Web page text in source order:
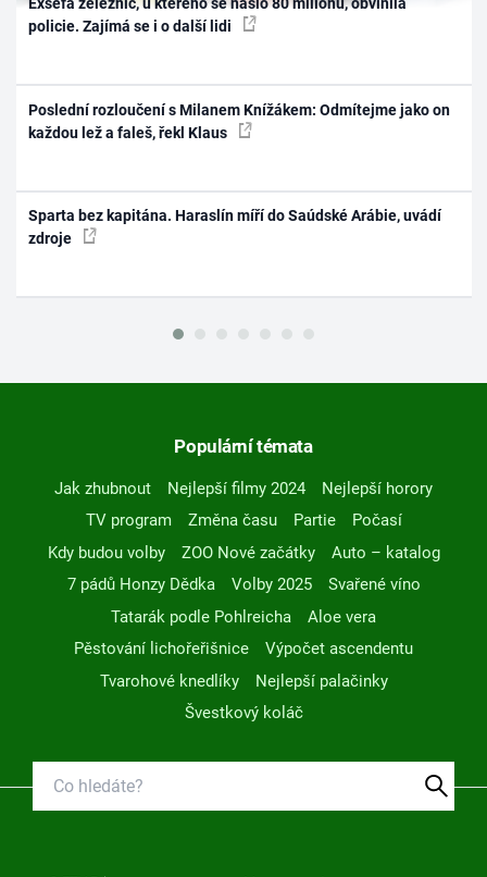
policie. Zajímá se i o další lidi
Poslední rozloučení s Milanem Knížákem: Odmítejme jako on
každou lež a faleš, řekl Klaus
Sparta bez kapitána. Haraslín míří do Saúdské Arábie, uvádí
zdroje
Populární témata
Jak zhubnout Nejlepší filmy 2024
Nejlepší horory
TV program
Změna času Partie
Počasí
Kdy budou volby
ZOO Nové začátky
Auto – katalog
7 pádů Honzy Dědka
Volby 2025
Svařené víno
Tatarák podle Pohlreicha
Aloe vera
Pěstování lichořeřišnice
Výpočet ascendentu
Tvarohové knedlíky
Nejlepší palačinky
Švestkový koláč